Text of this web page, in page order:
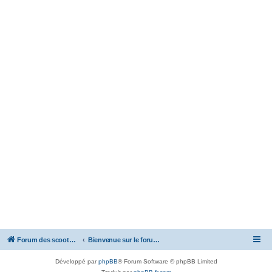
Forum des scooters SYM - GTS -MAXSYM - CRUISYM - JOYMAX - Maxsym TL Bienvenue sur le forum des scooters de la gamme SYM
Développé parphpBB® Forum Software © phpBB Limited